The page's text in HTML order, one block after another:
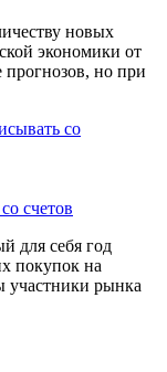
новых
экономики от
прогнозов, но при
счетов
для себя год
покупок на
участники рынка